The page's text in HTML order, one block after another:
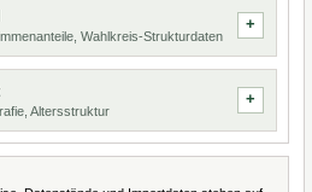
Wahlkreis-Strukturdaten
Altersstruktur